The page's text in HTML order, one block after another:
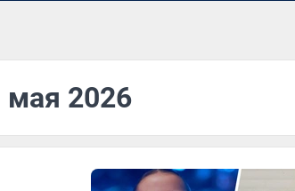
мая 2026